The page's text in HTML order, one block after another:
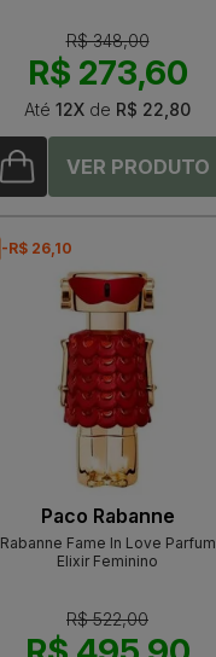
R$ 348,00
R$ 273,60
Até 12X de R$ 22,80
-R$ 26,10
Paco Rabanne
Rabanne Fame In Love Parfum
Elixir Feminino
R$ 522,00